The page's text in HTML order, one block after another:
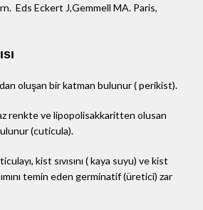
Eds Eckert J,Gemmell MA. Paris,
oluşan bir katman bulunur ( perikist).
renkte ve lipopolisakkaritten olusan
(cuticula).
kist sıvısını ( kaya suyu) ve kist
temin eden germinatif (üretici) zar